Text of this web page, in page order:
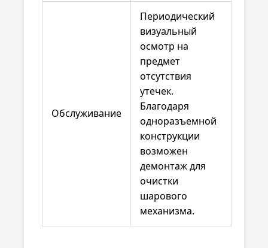
Обслуживание
Периодический
визуальный
осмотр на
предмет
отсутствия
утечек.
Благодаря
одноразъемной
конструкции
возможен
демонтаж для
очистки
шарового
механизма.